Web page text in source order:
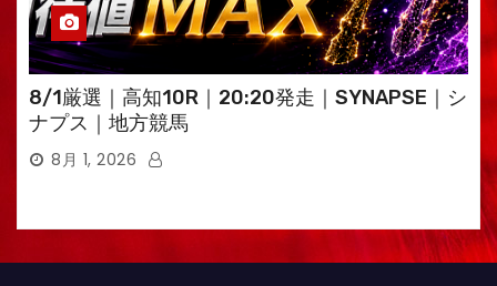
8/1厳選｜高知10R｜20:20発走｜SYNAPSE｜シ
ナプス｜地方競馬
8月 1, 2026